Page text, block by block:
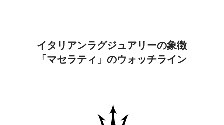
イタリアンラグジュアリーの象徴
「マセラティ」のウォッチライン